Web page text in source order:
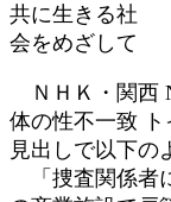
共に生きる社
会をめざして
ＮＨＫ・関西
体の性不一致 ト
見出しで以下の
「捜査関係者